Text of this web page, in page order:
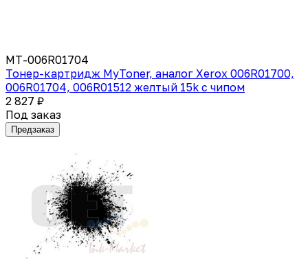
MT-006R01704
Тонер-картридж MyToner, аналог Xerox 006R01700,
006R01704, 006R01512 желтый 15k с чипом
2 827 ₽
Под заказ
Предзаказ